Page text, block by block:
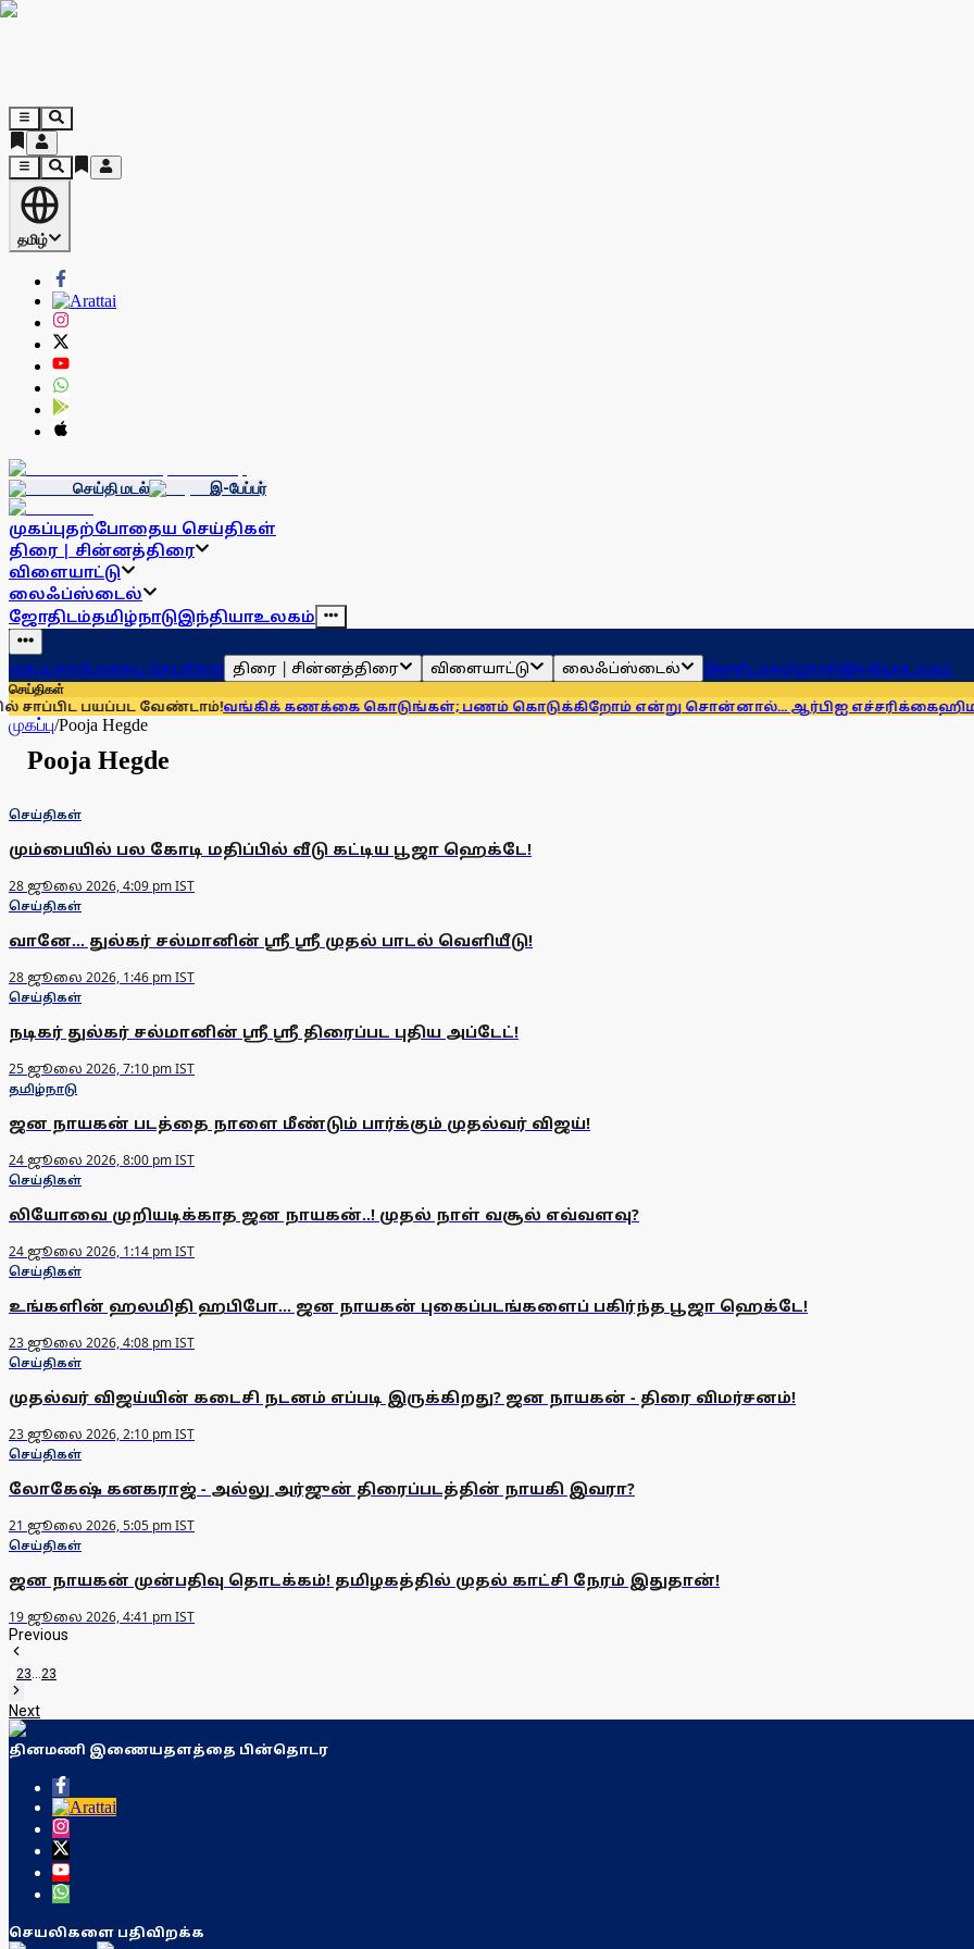
தமிழ்
செய்தி மடல் இ-பேப்பர்
முகப்புதற்போதைய செய்திகள்
திரை | சின்னத்திரை
விளையாட்டு
லைஃப்ஸ்டைல்
ஜோதிடம்தமிழ்நாடுஇந்தியாஉலகம்
முகப்புதற்போதைய செய்திகள் திரை | சின்னத்திரை விளையாட்டு லைஃப்ஸ்டைல் ஜோதிடம்தமிழ்நாடுஇந்தியாஉலகம்
செய்திகள்
பயப்பட வேண்டாம்!வங்கிக் கணக்கை கொடுங்கள்; பணம் கொடுக்கிறோம் என்று சொன்னால்... ஆர்பிஐ எச்சரிக்கை
முகப்பு/Pooja Hegde
Pooja Hegde
செய்திகள்
மும்பையில் பல கோடி மதிப்பில் வீடு கட்டிய பூஜா ஹெக்டே!
28 ஜூலை 2026, 4:09 pm IST
செய்திகள்
வானே... துல்கர் சல்மானின் ஸ்ரீ ஸ்ரீ முதல் பாடல் வெளியீடு!
28 ஜூலை 2026, 1:46 pm IST
செய்திகள்
நடிகர் துல்கர் சல்மானின் ஸ்ரீ ஸ்ரீ திரைப்பட புதிய அப்டேட்!
25 ஜூலை 2026, 7:10 pm IST
தமிழ்நாடு
ஜன நாயகன் படத்தை நாளை மீண்டும் பார்க்கும் முதல்வர் விஜய்!
24 ஜூலை 2026, 8:00 pm IST
செய்திகள்
லியோவை முறியடிக்காத ஜன நாயகன்..! முதல் நாள் வசூல் எவ்வளவு?
24 ஜூலை 2026, 1:14 pm IST
செய்திகள்
உங்களின் ஹலமிதி ஹபிபோ... ஜன நாயகன் புகைப்படங்களைப் பகிர்ந்த பூஜா ஹெக்டே!
23 ஜூலை 2026, 4:08 pm IST
செய்திகள்
முதல்வர் விஜய்யின் கடைசி நடனம் எப்படி இருக்கிறது? ஜன நாயகன் - திரை விமர்சனம்!
23 ஜூலை 2026, 2:10 pm IST
செய்திகள்
லோகேஷ் கனகராஜ் - அல்லு அர்ஜுன் திரைப்படத்தின் நாயகி இவரா?
21 ஜூலை 2026, 5:05 pm IST
செய்திகள்
ஜன நாயகன் முன்பதிவு தொடக்கம்! தமிழகத்தில் முதல் காட்சி நேரம் இதுதான்!
19 ஜூலை 2026, 4:41 pm IST
Previous
23...23
Next
தினமணி இணையதளத்தை பின்தொடர
செயலிகளை பதிவிறக்க